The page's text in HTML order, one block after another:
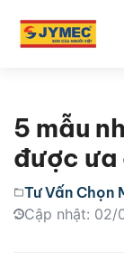
5 mẫu
được
Tư Vấn Chọn
Cập nhật: 02/